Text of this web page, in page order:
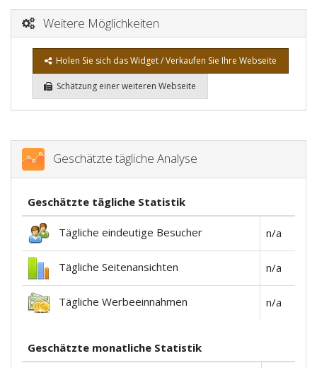
Weitere Möglichkeiten
Holen Sie sich das Widget / Verkaufen Sie Ihre Webseite
Schätzung einer weiteren Webseite
Geschätzte tägliche Analyse
Geschätzte tägliche Statistik
Tägliche eindeutige Besucher n/a
Tägliche Seitenansichten n/a
Tägliche Werbeeinnahmen n/a
Geschätzte monatliche Statistik